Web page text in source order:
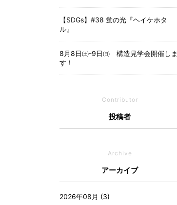
【SDGs】#38 蛍の光『ヘイケホタ
ル』
8月8日㈯-9日㈰ 構造見学会開催しま
す！
Contributor
投稿者
Archive
アーカイブ
2026年08月 (3)